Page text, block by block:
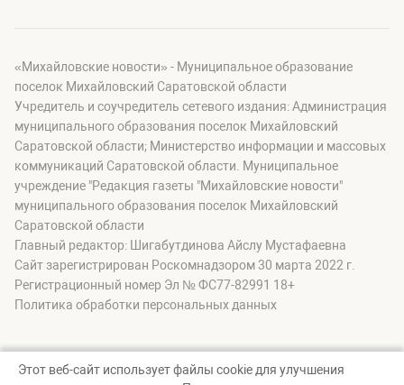
«Михайловские новости» - Муниципальное образование
поселок Михайловский Саратовской области
Учредитель и соучредитель сетевого издания: Администрация
муниципального образования поселок Михайловский
Саратовской области; Министерство информации и массовых
коммуникаций Саратовской области. Муниципальное
учреждение "Редакция газеты "Михайловские новости"
муниципального образования поселок Михайловский
Саратовской области
Главный редактор: Шигабутдинова Айслу Мустафаевна
Сайт зарегистрирован Роскомнадзором 30 марта 2022 г.
Регистрационный номер Эл № ФС77-82991 18+
Политика обработки персональных данных
Этот веб-сайт использует файлы cookie для улучшения